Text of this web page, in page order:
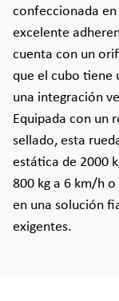
confeccionada
excelente
cuenta con un
que el cubo tiene
una integración
Equipada con un
sellado, esta
estática de 2000
800 kg a 6 km/h
en una solución
exigentes.